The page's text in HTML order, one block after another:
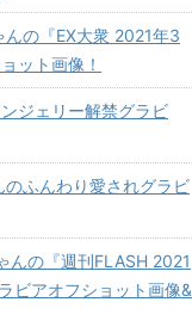
の『EX大衆 2021年3
ット画像！
ジェリー解禁グラビ
ふんわり愛されグラビ
んの『週刊FLASH 2021
ビアオフショット画像&